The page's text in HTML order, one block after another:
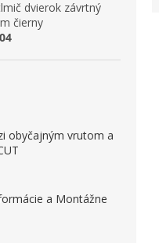
dvierok závrtný
čierny
obyčajným vrutom a
a Montážne